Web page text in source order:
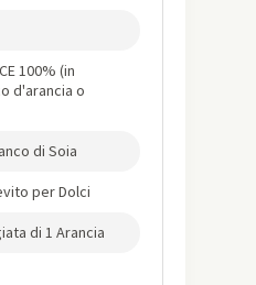
100% (in
d'arancia o
di Soia
per Dolci
di 1 Arancia